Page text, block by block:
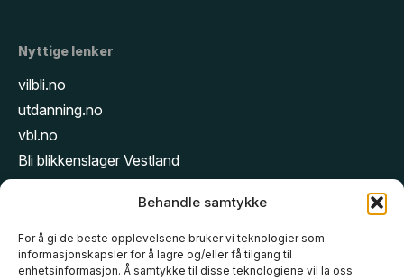
Behandle samtykke
For å gi de beste opplevelsene bruker vi teknologier som
informasjonskapsler for å lagre og/eller få tilgang til
enhetsinformasjon. Å samtykke til disse teknologiene vil la oss
Nyttige lenker
vilbli.no
utdanning.no
vbl.no
Bli blikkenslager Vestland
Bli blikkenslager Rogaland
Bli blikkenslager Trøndelag
Bli blikkenslager Akershus